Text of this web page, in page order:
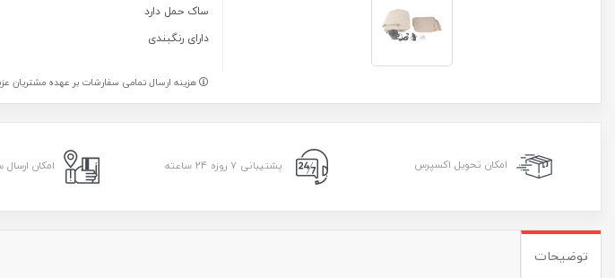
ساک حمل دارد
دارای رنگبندی
هزینه ارسال تمامی سفارشات بر عهده مشتریان
امکان تحویل اکسپرس پشتیبانی ۷ روزه ۲۴ ساعته امکان
توضیحات